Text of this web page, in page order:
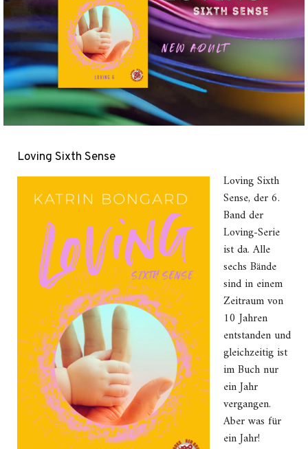
Loving Sixth Sense
Loving Sixth
Sense, der 6.
Band der
Loving-Serie
ist da. Alle
sechs Bände
sind in einem
Zeitraum von
10 Jahren
entstanden und
gleichzeitig ist
im Buch nur
ein Jahr
vergangen.
Aber was für
ein Jahr!